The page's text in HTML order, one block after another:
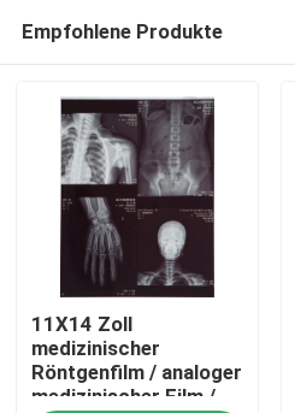
Startseite
Empfohlene Produkte
11X14 Zoll
medizinischer
Röntgenfilm / analoger
medizinischer Film /